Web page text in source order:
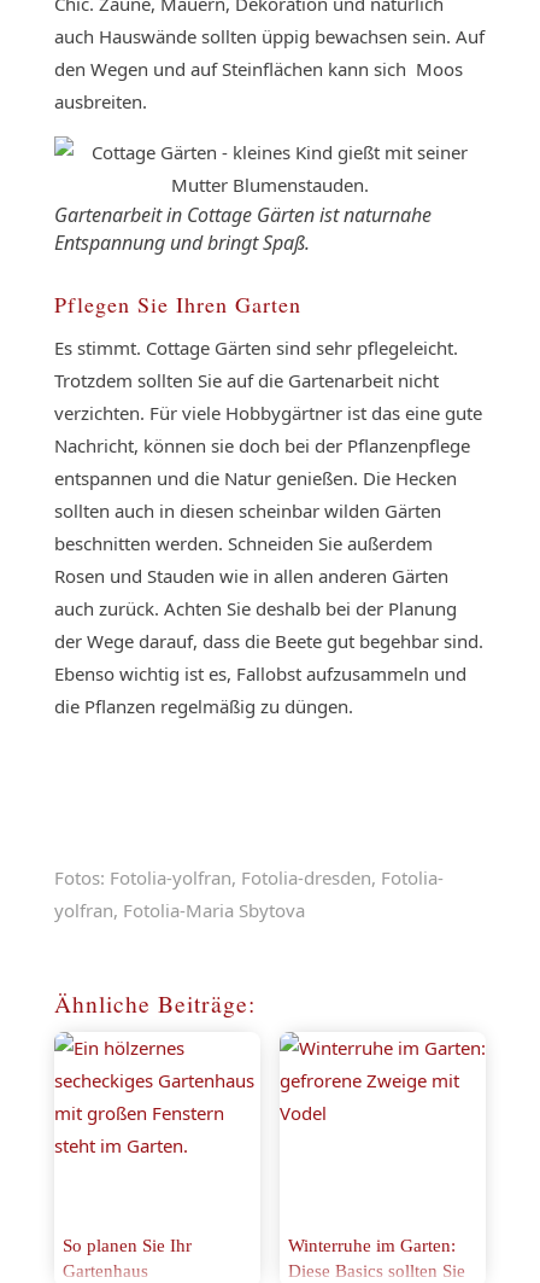
auch Hauswände sollten üppig bewachsen sein. Auf
den Wegen und auf Steinflächen kann sich Moos
ausbreiten.
Gartenarbeit in Cottage Gärten ist naturnahe
Entspannung und bringt Spaß.
Pflegen Sie Ihren Garten
Es stimmt. Cottage Gärten sind sehr pflegeleicht.
Trotzdem sollten Sie auf die Gartenarbeit nicht
verzichten. Für viele Hobbygärtner ist das eine gute
Nachricht, können sie doch bei der Pflanzenpflege
entspannen und die Natur genießen. Die Hecken
sollten auch in diesen scheinbar wilden Gärten
beschnitten werden. Schneiden Sie außerdem
Rosen und Stauden wie in allen anderen Gärten
auch zurück. Achten Sie deshalb bei der Planung
der Wege darauf, dass die Beete gut begehbar sind.
Ebenso wichtig ist es, Fallobst aufzusammeln und
die Pflanzen regelmäßig zu düngen.
Fotos: Fotolia-yolfran, Fotolia-dresden, Fotolia-
yolfran, Fotolia-Maria Sbytova
Ähnliche Beiträge:
So planen Sie Ihr
Gartenhaus
Winterruhe im Garten:
Diese Basics sollten Sie